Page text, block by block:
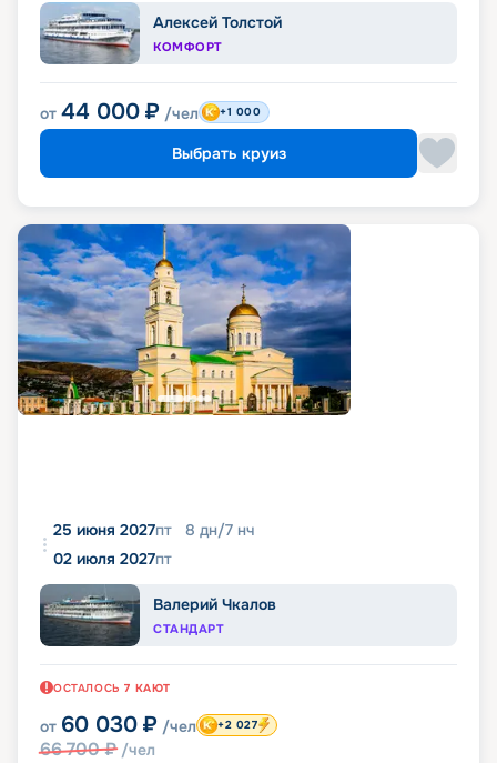
Алексей Толстой
КОМФОРТ
от 44 000 ₽ /чел +1 000
Выбрать круиз
25 июня 2027пт 8 дн/7 нч
02 июля 2027пт
Валерий Чкалов
СТАНДАРТ
ОСТАЛОСЬ 7 КАЮТ
от 60 030 ₽ /чел
66 700₽ /чел
+2 027